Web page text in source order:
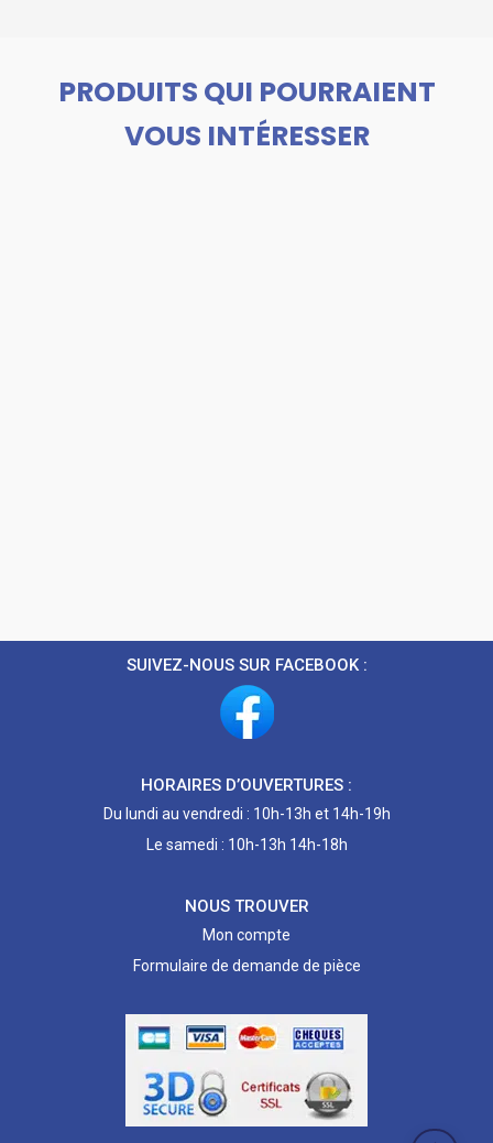
PRODUITS QUI POURRAIENT
VOUS INTÉRESSER
SUIVEZ-NOUS SUR FACEBOOK :
HORAIRES D’OUVERTURES :
Du lundi au vendredi : 10h-13h et 14h-19h
Le samedi : 10h-13h 14h-18h
NOUS TROUVER
Mon compte
Formulaire de demande de pièce